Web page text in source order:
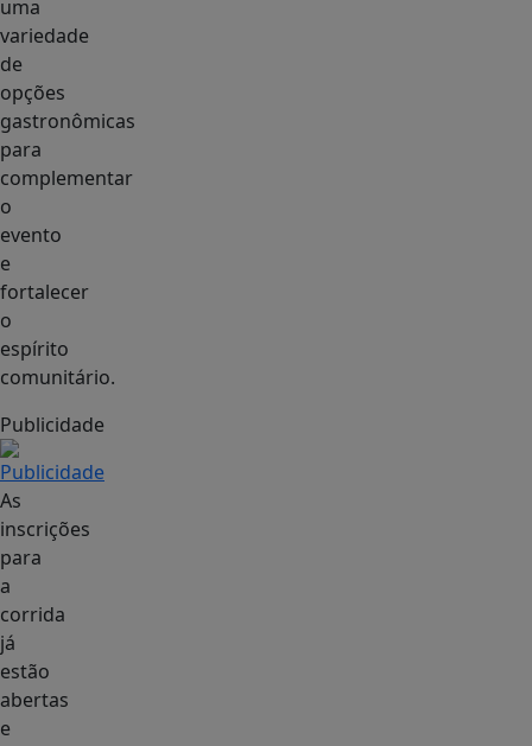
uma
variedade
de
opções
gastronômicas
para
complementar
o
evento
e
fortalecer
o
espírito
comunitário.
Publicidade
As
inscrições
para
a
corrida
já
estão
abertas
e